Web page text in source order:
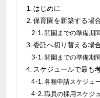
1. はじめに
2. 保育園を新築する場
2-1. 開園までの準備期
3. 委託へ切り替える場
3-1. 開園までの準備期
4. スケジュールで最も
4-1. 各種申請スケジュ
4-2. 職員の採用スケジ